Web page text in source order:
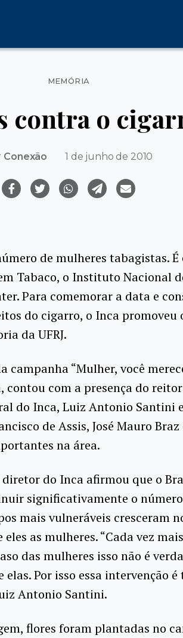
Categorias
MEMÓRIA
contra o
Conexão 1 de junho de 2010
de mulheres tabagistas. É
Tabaco, o Instituto Nacional
Para comemorar a data e
do cigarro, o Inca promoveu
da UFRJ.
campanha “Mulher, você
contou com a presença do
do Inca, Luiz Antonio Santini
de Assis, José Mauro
na área.
do Inca afirmou que o
significativamente o
mais vulneráveis cresceram
as mulheres. “Cada vez
das mulheres isso não é
Por isso essa intervenção é
Antonio Santini.
flores foram plantadas no